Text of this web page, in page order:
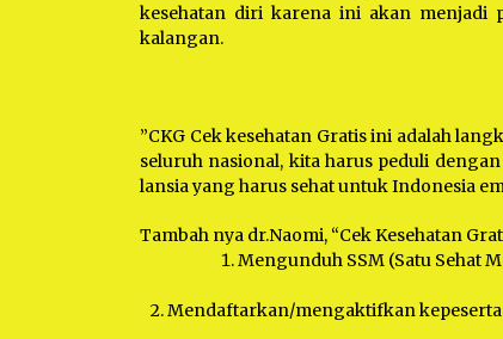
kesehatan diri karena ini akan menjadi
kalangan.
”CKG Cek kesehatan Gratis ini adalah
seluruh nasional, kita harus peduli
lansia yang harus sehat untuk Indonesia
Tambah nya dr.Naomi, “Cek Kesehatan
Mengunduh SSM (Satu Sehat
2. Mendaftarkan/mengaktifkan